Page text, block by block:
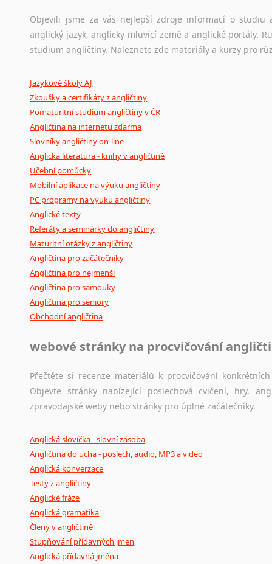
původního zdroje textu.
Ostatní pomůcky pro překladatele
poradny a pravidla
Objevili jsme za vás nejlepší zdroje informací o studiu
anglický jazyk, anglicky mluvící země a anglické portály.
studium angličtiny. Naleznete zde materiály a kurzy pro
Jazykové školy AJ
Zkoušky a certifikáty z angličtiny
Pomaturitní studium angličtiny v ČR
Angličtina na internetu zdarma
Slovníky angličtiny on-line
Anglická literatura - knihy v angličtině
Učební pomůcky
Mobilní aplikace na výuku angličtiny
PC programy na výuku angličtiny
Anglické texty
Referáty a seminárky do angličtiny
Maturitní otázky z angličtiny
Angličtina pro začátečníky
Angličtina pro nejmenší
Angličtina pro samouky
Angličtina pro seniory
Obchodní angličtina
webové stránky na procvičování
Přečtěte si recenze materiálů k procvičování
Objevte stránky nabízející poslechová cvičení, hry,
zpravodajské weby nebo stránky pro úplné začátečníky.
Anglická slovíčka - slovní zásoba
Angličtina do ucha - poslech, audio, MP3 a video
Anglická konverzace
Testy z angličtiny
Anglické fráze
Anglická gramatika
Členy v angličtině
Stupňování přídavných jmen
Anglická přídavná jména